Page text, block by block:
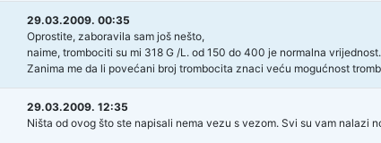
29.03.2009. 00:35
Oprostite, zaboravila sam još nešto,
naime, trombociti su mi 318 G /L. od 150 do 400 je normalna vrijednost.
Zanima me da li povećani broj trombocita znaci veću mogućnost
29.03.2009. 12:35
Ništa od ovog što ste napisali nema vezu s vezom. Svi su vam nalazi